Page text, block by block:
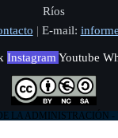
Ríos
| E-mail:
Instagram Youtube
LA ADMINISTRACIÓN